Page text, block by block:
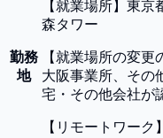
勤務
地
【 就業場所】 東京
森タワー
【 就業場所の変更
大阪事業所、その
宅・その他会社が
【 リモートワーク 】